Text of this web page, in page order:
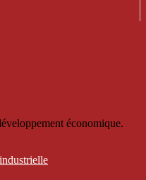
économique.
industrielle